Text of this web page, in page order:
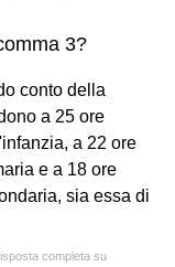
3?
conto della
a 25 ore
a 22 ore
e a 18 ore
sia essa di
completa su